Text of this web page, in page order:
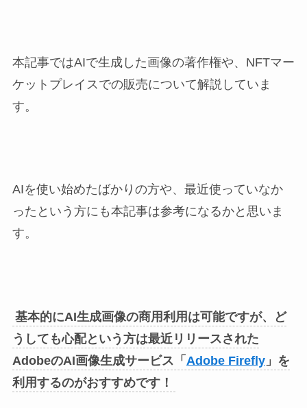
本記事ではAIで生成した画像の著作権や、NFTマー
ケットプレイスでの販売について解説していま
す。
AIを使い始めたばかりの方や、最近使っていなか
ったという方にも本記事は参考になるかと思いま
す。
基本的にAI生成画像の商用利用は可能ですが、ど
うしても心配という方は最近リリースされた
AdobeのAI画像生成サービス「 Adobe Firefly」を
利用するのがおすすめです！